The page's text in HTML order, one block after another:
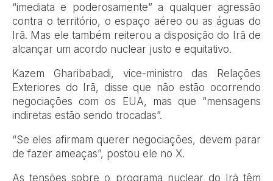
“imediata e poderosamente” a qualquer agressão
contra o território, o espaço aéreo ou as águas do
Irã. Mas ele também reiterou a disposição do Irã de
alcançar um acordo nuclear justo e equitativo.
Kazem Gharibabadi, vice-ministro das Relações
Exteriores do Irã, disse que não estão ocorrendo
negociações com os EUA, mas que “mensagens
indiretas estão sendo trocadas”.
“Se eles afirmam querer negociações, devem parar
de fazer ameaças”, postou ele no X.
As tensões sobre o programa nuclear do Irã têm